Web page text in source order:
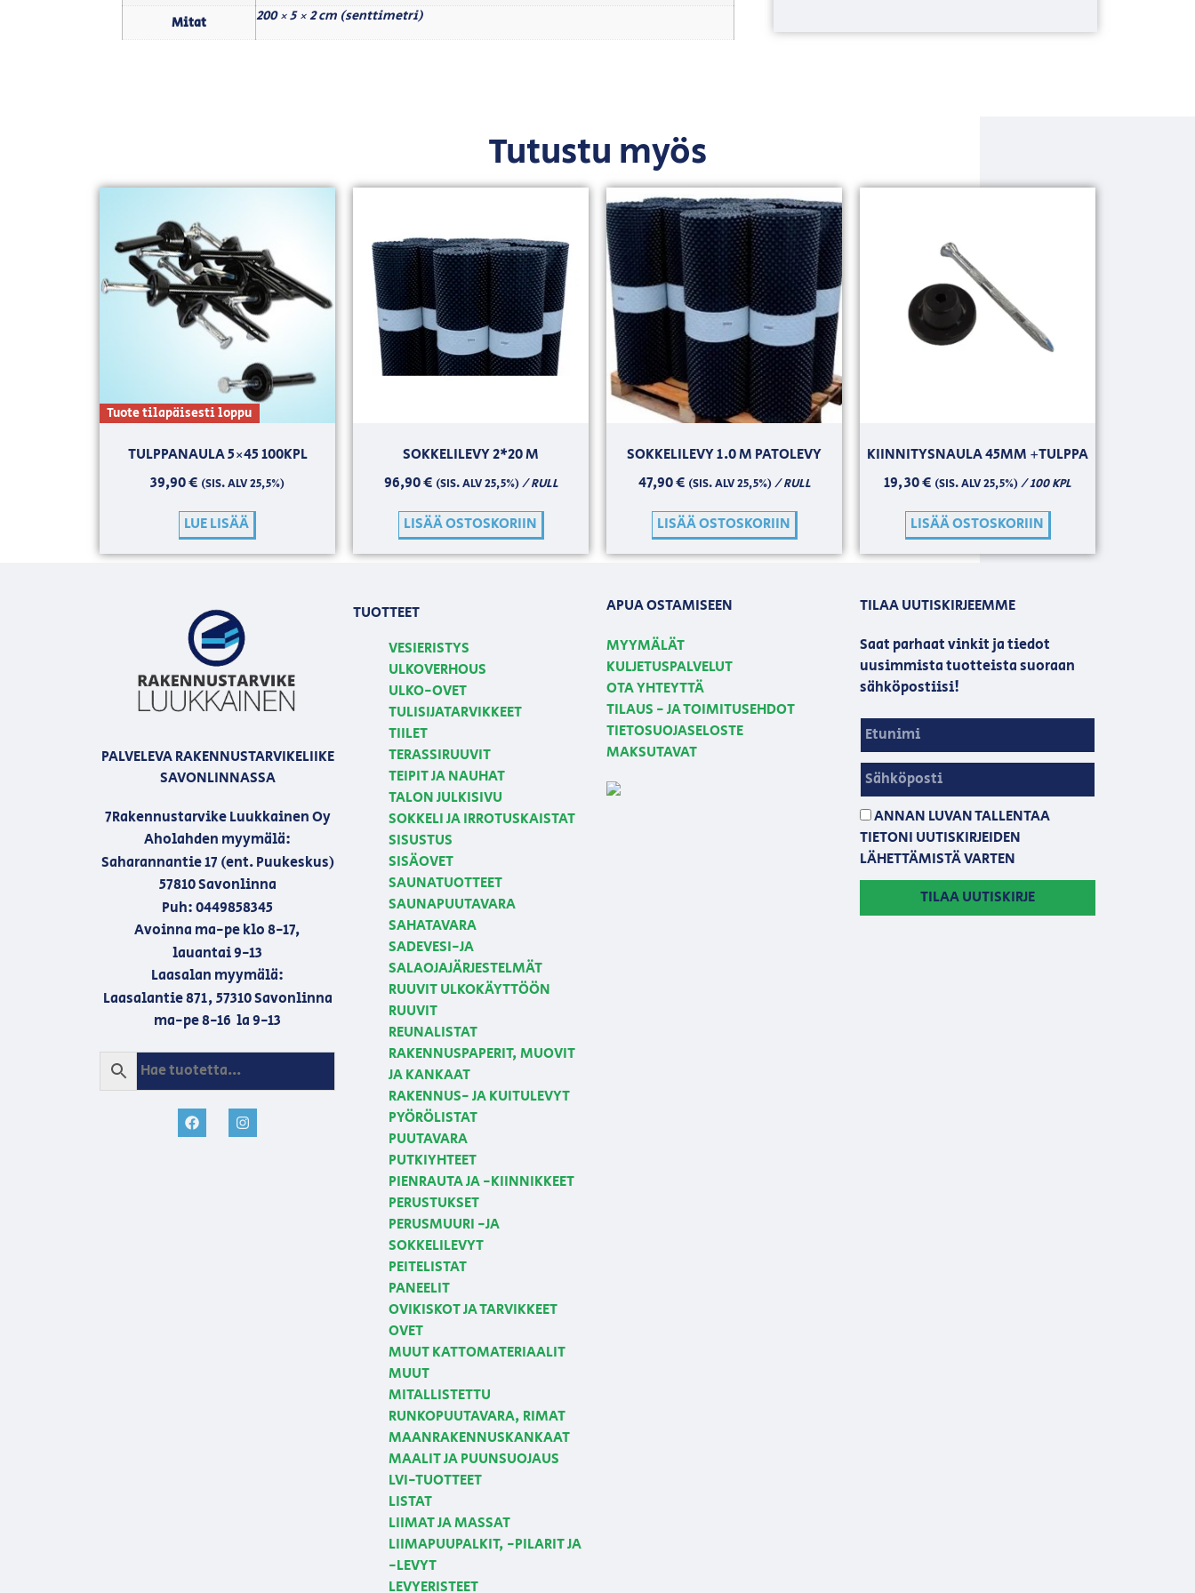
Mitat 200 × 5 × 2 cm (senttimetri)
Tutustu myös
Tuote tilapäisesti loppu
TULPPANAULA 5×45 100KPL
39,90€ (SIS. ALV 25,5%)
LUE LISÄÄ
SOKKELILEVY 2*20 M
96,90€ (SIS. ALV 25,5%)/ RULL
LISÄÄ OSTOSKORIIN
SOKKELILEVY 1.0 M PATOLEVY
47,90€ (SIS. ALV 25,5%)/ RULL
LISÄÄ OSTOSKORIIN
KIINNITYSNAULA 45MM +TULPPA
19,30€ (SIS. ALV 25,5%)/ 100 KPL
LISÄÄ OSTOSKORIIN
PALVELEVA RAKENNUSTARVIKELIIKE
SAVONLINNASSA
7Rakennustarvike Luukkainen Oy
Aholahden myymälä:
Saharannantie 17 (ent. Puukeskus)
57810 Savonlinna
Puh: 0449858345
Avoinna ma-pe klo 8-17,
lauantai 9-13
Laasalan myymälä:
Laasalantie 871, 57310 Savonlinna
ma-pe 8-16 la 9-13
TUOTTEET
VESIERISTYS
ULKOVERHOUS
ULKO-OVET
TULISIJATARVIKKEET
TIILET
TERASSIRUUVIT
TEIPIT JA NAUHAT
TALON JULKISIVU
SOKKELI JA IRROTUSKAISTAT
SISUSTUS
SISÄOVET
SAUNATUOTTEET
SAUNAPUUTAVARA
SAHATAVARA
SADEVESI-JA
SALAOJAJÄRJESTELMÄT
RUUVIT ULKOKÄYTTÖÖN
RUUVIT
REUNALISTAT
RAKENNUSPAPERIT, MUOVIT
JA KANKAAT
RAKENNUS- JA KUITULEVYT
PYÖRÖLISTAT
PUUTAVARA
PUTKIYHTEET
PIENRAUTA JA -KIINNIKKEET
PERUSTUKSET
PERUSMUURI -JA
SOKKELILEVYT
PEITELISTAT
PANEELIT
OVIKISKOT JA TARVIKKEET
OVET
MUUT KATTOMATERIAALIT
MUUT
MITALLISTETTU
RUNKOPUUTAVARA, RIMAT
MAANRAKENNUSKANKAAT
MAALIT JA PUUNSUOJAUS
LVI-TUOTTEET
LISTAT
LIIMAT JA MASSAT
LIIMAPUUPALKIT, -PILARIT JA
-LEVYT
LEVYERISTEET
APUA OSTAMISEEN
MYYMÄLÄT
KULJETUSPALVELUT
OTA YHTEYTTÄ
TILAUS - JA TOIMITUSEHDOT
TIETOSUOJASELOSTE
MAKSUTAVAT
TILAA UUTISKIRJEEMME
Saat parhaat vinkit ja tiedot
uusimmista tuotteista suoraan
sähköpostiisi!
ANNAN LUVAN TALLENTAA
TIETONI UUTISKIRJEIDEN
LÄHETTÄMISTÄ VARTEN
TILAA UUTISKIRJE